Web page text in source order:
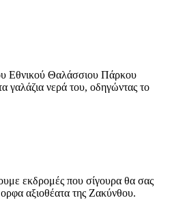
Εθνικού Θαλάσσιου Πάρκου
γαλάζια νερά του, οδηγώντας το
εκδρομές που σίγουρα θα σας
αξιοθέατα της Ζακύνθου.